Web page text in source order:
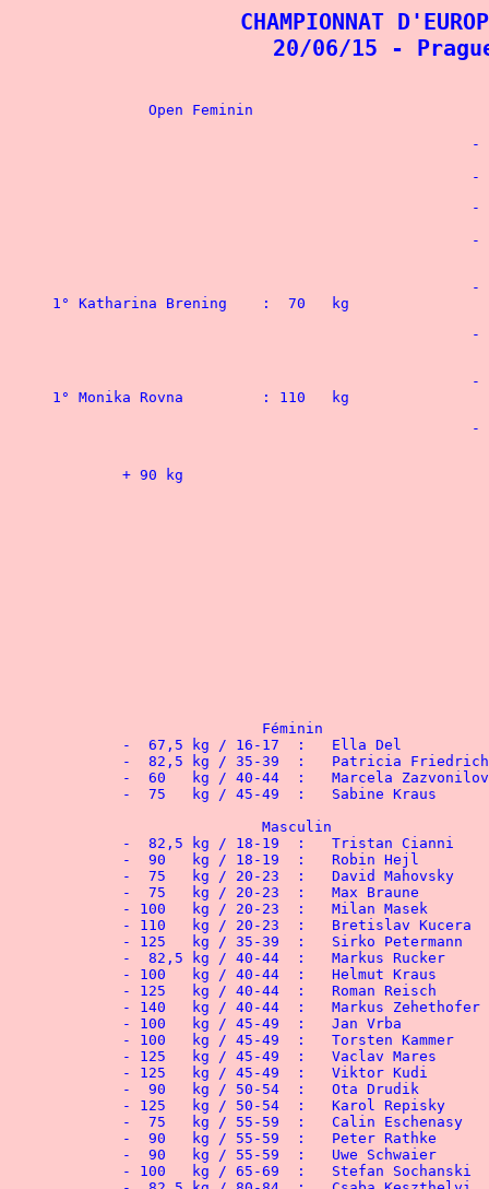
CHAMPIONNAT
20/06/15 -
-
-
-
-
Féminin
			Masculin